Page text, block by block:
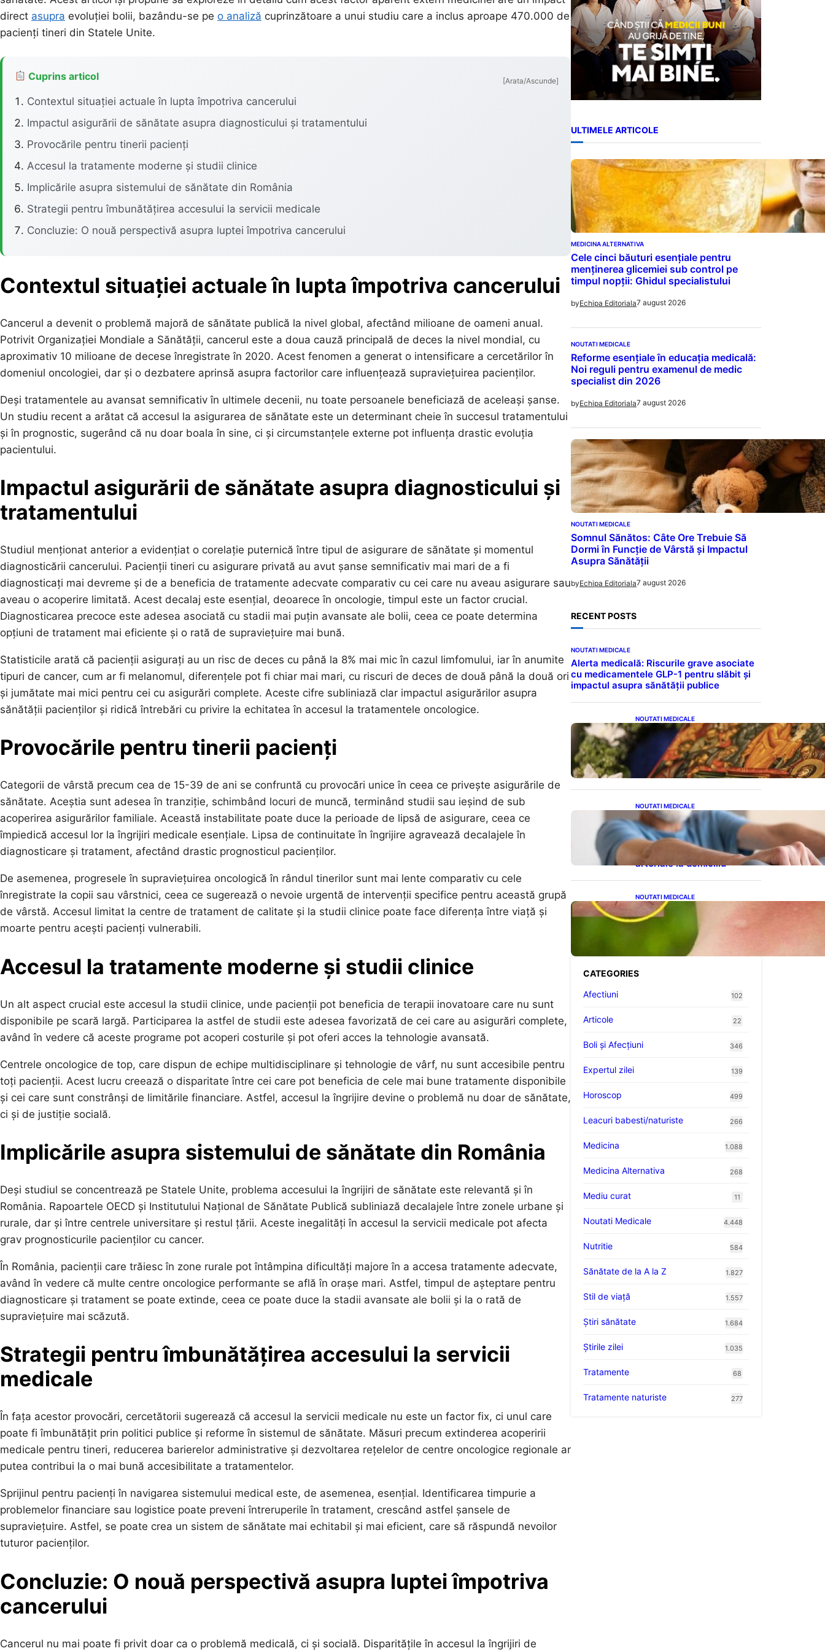
direct asupra evoluției bolii, bazându-se pe o analiză cuprinzătoare a unui studiu care a inclus aproape 470.000 de
pacienți tineri din Statele Unite.
Cuprins articol [Arata/Ascunde]
Contextul situației actuale în lupta împotriva cancerului
Impactul asigurării de sănătate asupra diagnosticului și tratamentului
Provocările pentru tinerii pacienți
Accesul la tratamente moderne și studii clinice
Implicările asupra sistemului de sănătate din România
Strategii pentru îmbunătățirea accesului la servicii medicale
Concluzie: O nouă perspectivă asupra luptei împotriva cancerului
Contextul situației actuale în lupta împotriva cancerului
Cancerul a devenit o problemă majoră de sănătate publică la nivel global, afectând milioane de oameni anual.
Potrivit Organizației Mondiale a Sănătății, cancerul este a doua cauză principală de deces la nivel mondial, cu
aproximativ 10 milioane de decese înregistrate în 2020. Acest fenomen a generat o intensificare a cercetărilor în
domeniul oncologiei, dar și o dezbatere aprinsă asupra factorilor care influențează supraviețuirea pacienților.
Deși tratamentele au avansat semnificativ în ultimele decenii, nu toate persoanele beneficiază de aceleași șanse.
Un studiu recent a arătat că accesul la asigurarea de sănătate este un determinant cheie în succesul tratamentului
și în prognostic, sugerând că nu doar boala în sine, ci și circumstanțele externe pot influența drastic evoluția
pacientului.
Impactul asigurării de sănătate asupra diagnosticului și
tratamentului
Studiul menționat anterior a evidențiat o corelație puternică între tipul de asigurare de sănătate și momentul
diagnosticării cancerului. Pacienții tineri cu asigurare privată au avut șanse semnificativ mai mari de a fi
diagnosticați mai devreme și de a beneficia de tratamente adecvate comparativ cu cei care nu aveau asigurare sau
aveau o acoperire limitată. Acest decalaj este esențial, deoarece în oncologie, timpul este un factor crucial.
Diagnosticarea precoce este adesea asociată cu stadii mai puțin avansate ale bolii, ceea ce poate determina
opțiuni de tratament mai eficiente și o rată de supraviețuire mai bună.
Statisticile arată că pacienții asigurați au un risc de deces cu până la 8% mai mic în cazul limfomului, iar în anumite
tipuri de cancer, cum ar fi melanomul, diferențele pot fi chiar mai mari, cu riscuri de deces de două până la două ori
și jumătate mai mici pentru cei cu asigurări complete. Aceste cifre subliniază clar impactul asigurărilor asupra
sănătății pacienților și ridică întrebări cu privire la echitatea în accesul la tratamentele oncologice.
Provocările pentru tinerii pacienți
Categorii de vârstă precum cea de 15-39 de ani se confruntă cu provocări unice în ceea ce privește asigurările de
sănătate. Aceștia sunt adesea în tranziție, schimbând locuri de muncă, terminând studii sau ieșind de sub
acoperirea asigurărilor familiale. Această instabilitate poate duce la perioade de lipsă de asigurare, ceea ce
împiedică accesul lor la îngrijiri medicale esențiale. Lipsa de continuitate în îngrijire agravează decalajele în
diagnosticare și tratament, afectând drastic prognosticul pacienților.
De asemenea, progresele în supraviețuirea oncologică în rândul tinerilor sunt mai lente comparativ cu cele
înregistrate la copii sau vârstnici, ceea ce sugerează o nevoie urgentă de intervenții specifice pentru această grupă
de vârstă. Accesul limitat la centre de tratament de calitate și la studii clinice poate face diferența între viață și
moarte pentru acești pacienți vulnerabili.
Accesul la tratamente moderne și studii clinice
Un alt aspect crucial este accesul la studii clinice, unde pacienții pot beneficia de terapii inovatoare care nu sunt
disponibile pe scară largă. Participarea la astfel de studii este adesea favorizată de cei care au asigurări complete,
având în vedere că aceste programe pot acoperi costurile și pot oferi acces la tehnologie avansată.
Centrele oncologice de top, care dispun de echipe multidisciplinare și tehnologie de vârf, nu sunt accesibile pentru
toți pacienții. Acest lucru creează o disparitate între cei care pot beneficia de cele mai bune tratamente disponibile
și cei care sunt constrânși de limitările financiare. Astfel, accesul la îngrijire devine o problemă nu doar de sănătate,
ci și de justiție socială.
Implicările asupra sistemului de sănătate din România
Deși studiul se concentrează pe Statele Unite, problema accesului la îngrijiri de sănătate este relevantă și în
România. Rapoartele OECD și Institutului Național de Sănătate Publică subliniază decalajele între zonele urbane și
rurale, dar și între centrele universitare și restul țării. Aceste inegalități în accesul la servicii medicale pot afecta
grav prognosticurile pacienților cu cancer.
În România, pacienții care trăiesc în zone rurale pot întâmpina dificultăți majore în a accesa tratamente adecvate,
având în vedere că multe centre oncologice performante se află în orașe mari. Astfel, timpul de așteptare pentru
diagnosticare și tratament se poate extinde, ceea ce poate duce la stadii avansate ale bolii și la o rată de
supraviețuire mai scăzută.
Strategii pentru îmbunătățirea accesului la servicii
medicale
În fața acestor provocări, cercetătorii sugerează că accesul la servicii medicale nu este un factor fix, ci unul care
poate fi îmbunătățit prin politici publice și reforme în sistemul de sănătate. Măsuri precum extinderea acoperirii
medicale pentru tineri, reducerea barierelor administrative și dezvoltarea rețelelor de centre oncologice regionale ar
putea contribui la o mai bună accesibilitate a tratamentelor.
Sprijinul pentru pacienți în navigarea sistemului medical este, de asemenea, esențial. Identificarea timpurie a
problemelor financiare sau logistice poate preveni întreruperile în tratament, crescând astfel șansele de
supraviețuire. Astfel, se poate crea un sistem de sănătate mai echitabil și mai eficient, care să răspundă nevoilor
tuturor pacienților.
Concluzie: O nouă perspectivă asupra luptei împotriva
cancerului
Cancerul nu mai poate fi privit doar ca o problemă medicală, ci și socială. Disparitățile în accesul la îngrijiri de
ULTIMELE ARTICOLE
MEDICINA ALTERNATIVA
Cele cinci băuturi esențiale pentru
menținerea glicemiei sub control pe
timpul nopții: Ghidul specialistului
byEchipa Editoriala7 august 2026
NOUTATI MEDICALE
Reforme esențiale în educația medicală:
Noi reguli pentru examenul de medic
specialist din 2026
byEchipa Editoriala7 august 2026
NOUTATI MEDICALE
Somnul Sănătos: Câte Ore Trebuie Să
Dormi în Funcție de Vârstă și Impactul
Asupra Sănătății
byEchipa Editoriala7 august 2026
RECENT POSTS
NOUTATI MEDICALE
Alerta medicală: Riscurile grave asociate
cu medicamentele GLP-1 pentru slăbit și
impactul asupra sănătății publice
NOUTATI MEDICALE
Postul Adormirii Maicii
Domnului: Tradiții,
Superstiții și Implicații
Spiritualitate în 2026
NOUTATI MEDICALE
Îmbunătățirea sănătății
cardiovasculare: Patru
exerciții simple pentru
reducerea tensiunii
arteriale la domiciliu
NOUTATI MEDICALE
Cum bacteriile pielii
influențează atracția
țânțarilor: O nouă viziune
asupra alegerii victimelor
CATEGORIES
Afectiuni
102
Articole 22
Boli și Afecțiuni 346
Expertul zilei 139
Horoscop 499
Leacuri babesti/naturiste 266
Medicina 1.088
Medicina Alternativa 268
Mediu curat 11
Noutati Medicale 4.448
Nutritie 584
Sănătate de la A la Z 1.827
Stil de viaţă 1.557
Ştiri sănătate 1.684
Știrile zilei 1.035
Tratamente 68
Tratamente naturiste 277